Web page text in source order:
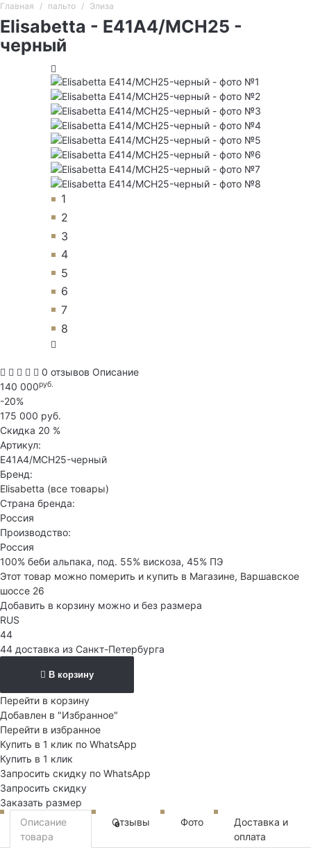
Главная пальто Элиза
Elisabetta - E41A4/MCH25 -
черный
1
2
3
4
5
6
7
8
0 отзывов Описание
140 000руб.
-20%
175 000 руб.
Скидка 20 %
Артикул:
E41A4/MCH25-черный
Бренд:
Elisabetta (все товары)
Страна бренда:
Россия
Производство:
Россия
100% беби альпака, под. 55% вискоза, 45% ПЭ
Этот товар можно померить и купить в Магазине, Варшавское
шоссе 26
Добавить в корзину можно и без размера
RUS
44
44 доставка из Санкт-Петербурга
В корзину
Перейти в корзину
Добавлен в "Избранное"
Перейти в избранное
Купить в 1 клик по WhatsApp
Купить в 1 клик
Запросить скидку по WhatsApp
Запросить скидку
Заказать размер
Описание
товара
Отзывы
0 Фото
Доставка и
оплата